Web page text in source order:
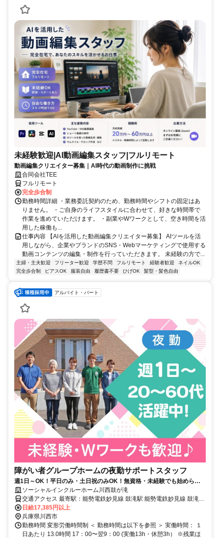
未経験歓迎|AI動画編集スタッフ|フルリモート
動画編集クリエイター募集｜AI時代の動画制作に挑戦
合同会社TEE
フルリモート
完全歩合制
勤務時間詳細 ・業務委託契約のため、勤務時間やシフトの固定はあ
りません。 ・ご自身のライフスタイルに合わせて、好きな時間帯で
作業を進めていただけます。 ・副業やWワークとして、空き時間を活
用した稼働も...
仕事内容 【AIを活用した動画編集クリエイター募集】 AIツールを活
用しながら、企業やブランドのSNS・Webマーケティングで使用する
動画コンテンツの編集・制作を行っていただきます。 未経験の方で...
主婦・主夫歓迎 フリーター歓迎 学歴不問 フルリモート 経験者歓迎
ネイルOK
完全歩合制
ピアスOK 服装自由 履歴書不要 ひげOK 髪型・髪色自由
アルバイト・パート
障がい者グループホームの夜勤サポートスタッフ
週1日～OK！平日のみ・土日祝のみOK！無資格・未経験でも始められ
ます。目の前の人に喜んでいただくことに、一生懸命になれる仕事で
す。
ソーシャルインクルーホーム川西鼓が滝
交通アクセス 最寄駅：能勢電鉄妙見線 鼓滝駅 能勢電鉄妙見線 鼓滝駅
から徒歩10分
日給17,385円以上
兵庫県川西市
勤務時間 変形労働時間制 ＜ 勤務時間は以下を参照 ＞ 実働時間： １
日あたり 13.0時間 17：00〜翌9：00 (実働13h・休憩3h） ※残業ほ